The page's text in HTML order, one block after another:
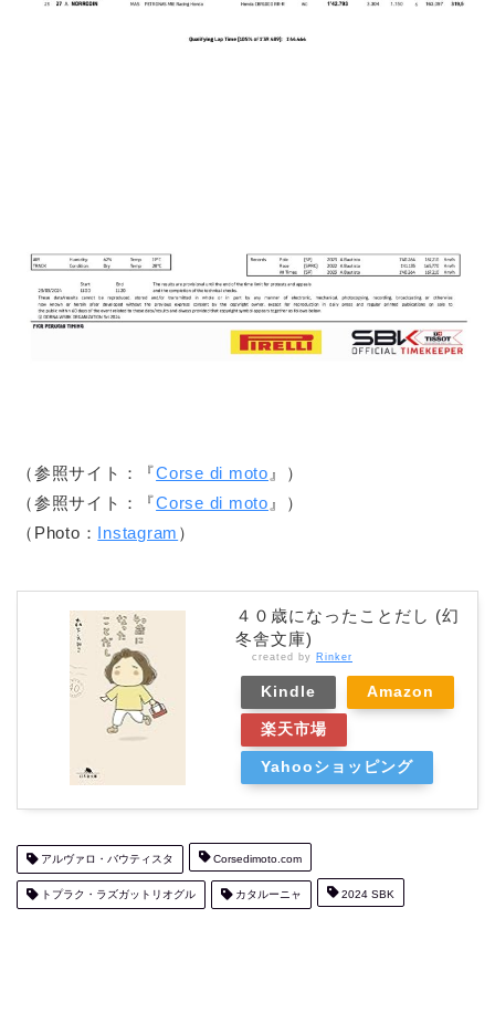
（参照サイト：『Corse di moto 』）
（参照サイト：『Corse di moto 』）
（Photo： Instagram ）
４０歳になったことだし (幻
冬舎文庫)
created by Rinker
Kindle Amazon
楽天市場
Yahooショッピング
アルヴァロ・バウティスタ Corsedimoto.com
トプラク・ラズガットリオグル カタルーニャ 2024 SBK